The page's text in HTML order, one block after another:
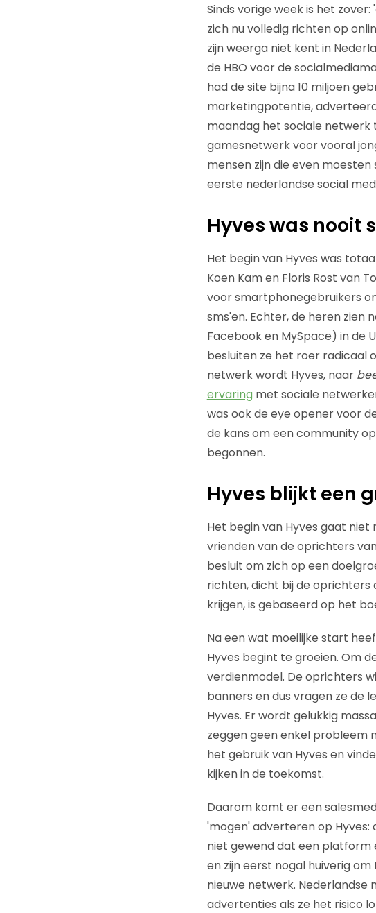
Sinds vorige week is het
zich nu volledig richten op
zijn weerga niet kent in
de HBO voor de
had de site bijna 10 miljoen
marketingpotentie,
maandag het sociale
gamesnetwerk voor vooral
mensen zijn die even
eerste nederlandse social
Hyves was nooit
Het begin van Hyves was
Koen Kam en Floris Rost van
voor smartphonegebruikers
sms'en. Echter, de heren zien
Facebook en MySpace) in de
besluiten ze het roer radicaal
netwerk wordt Hyves, naar
ervaring met sociale
was ook de eye opener voor
de kans om een community
begonnen.
Hyves blijkt een
Het begin van Hyves gaat
vrienden van de oprichters
besluit om zich op een
richten, dicht bij de oprichters
krijgen, is gebaseerd op het
Na een wat moeilijke start
Hyves begint te groeien. Om
verdienmodel. De oprichters
banners en dus vragen ze de
Hyves. Er wordt gelukkig
zeggen geen enkel probleem
het gebruik van Hyves en
kijken in de toekomst.
Daarom komt er een
'mogen' adverteren op Hyves:
niet gewend dat een platform
en zijn eerst nogal huiverig
nieuwe netwerk. Nederlandse
advertenties als ze het risico